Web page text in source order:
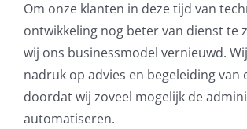
Om onze klanten in deze tijd van
ontwikkeling nog beter van dienst te
wij ons businessmodel vernieuwd.
nadruk op advies en begeleiding van
doordat wij zoveel mogelijk de
automatiseren.